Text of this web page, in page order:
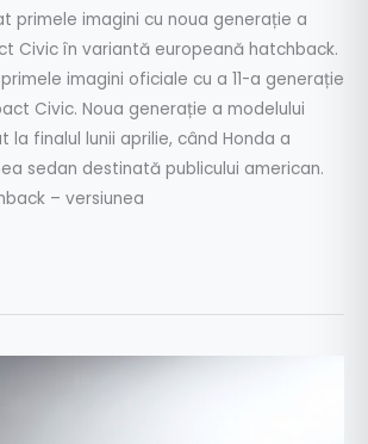
primele imagini cu noua generație a
Civic în variantă europeană hatchback.
imagini oficiale cu a 11-a generație
Civic. Noua generație a modelului
la finalul lunii aprilie, când Honda a
sedan destinată publicului american.
– versiunea